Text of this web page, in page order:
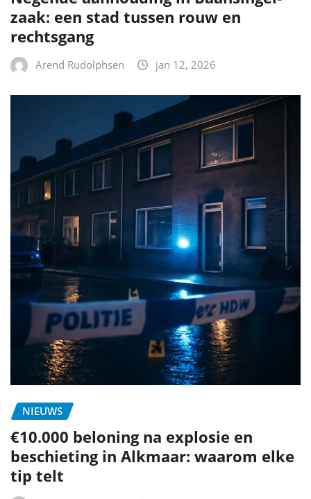
zaak: een stad tussen rouw en
rechtsgang
Arend Rudolphsen jan 12, 2026
NIEUWS
€10.000 beloning na explosie en
beschieting in Alkmaar: waarom elke
tip telt